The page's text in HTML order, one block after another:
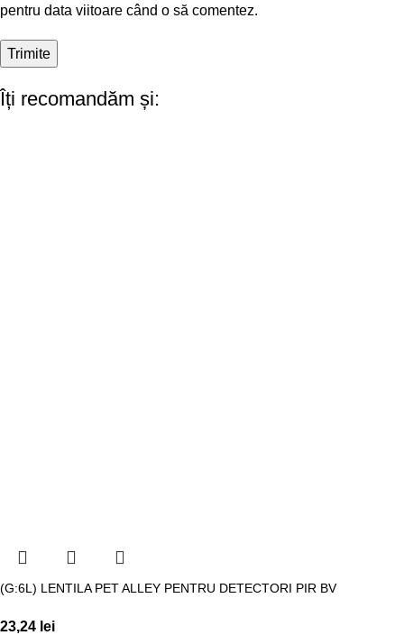
pentru data viitoare când o să comentez.
Îți recomandăm și:
(G:6L) LENTILA PET ALLEY PENTRU DETECTORI PIR BV
23,24 lei